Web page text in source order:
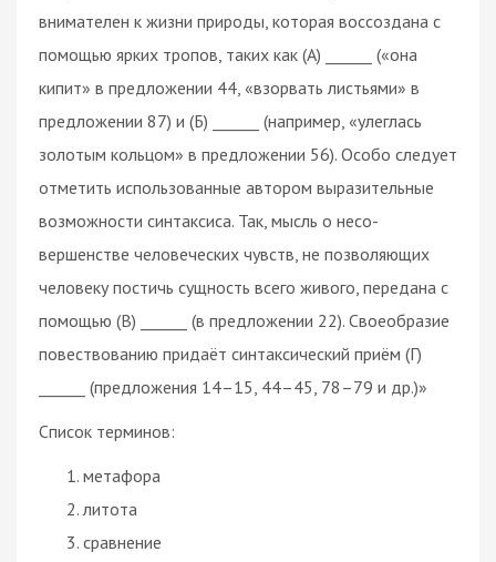
внимателен к жизни природы, которая воссоздана с
помощью ярких тропов, таких как (А) ______ («она
кипит» в предложении 44, «взорвать листьями» в
предложении 87) и (Б) ______ (например, «улеглась
золотым кольцом» в предложении 56). Особо следует
отметить использованные автором выразительные
возможности синтаксиса. Так, мысль о несо-
вершенстве человеческих чувств, не позволяющих
человеку постичь сущность всего живого, передана с
помощью (В) ______ (в предложении 22). Своеобразие
повествованию придаёт синтаксический приём (Г)
______ (предложения 14–15, 44–45, 78–79 и др.)»
Список терминов:
метафора
литота
сравнение